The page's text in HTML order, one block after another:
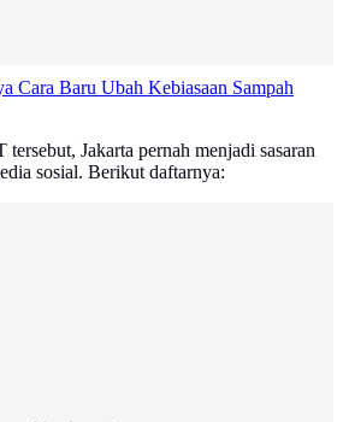
Cara Baru Ubah Kebiasaan Sampah
Jakarta pernah menjadi sasaran
sosial. Berikut daftarnya: